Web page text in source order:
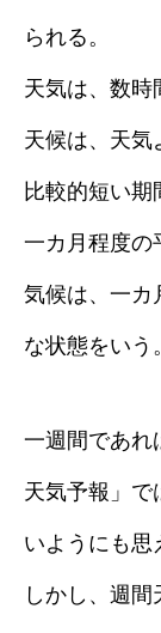
られる。
天気は、数時
天候は、天気
比較的短い
一カ月程度の
気候は、一カ
な状態をいう。
一週間であれ
天気予報」で
いようにも思
しかし、週